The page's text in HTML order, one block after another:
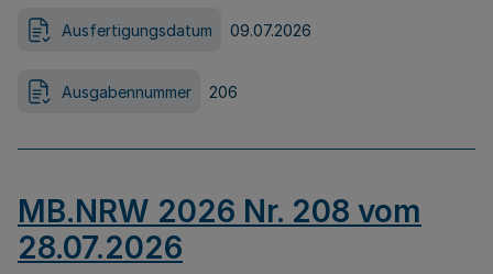
Ausfertigungsdatum 09.07.2026
Ausgabennummer 206
MB.NRW 2026 Nr. 208 vom
28.07.2026